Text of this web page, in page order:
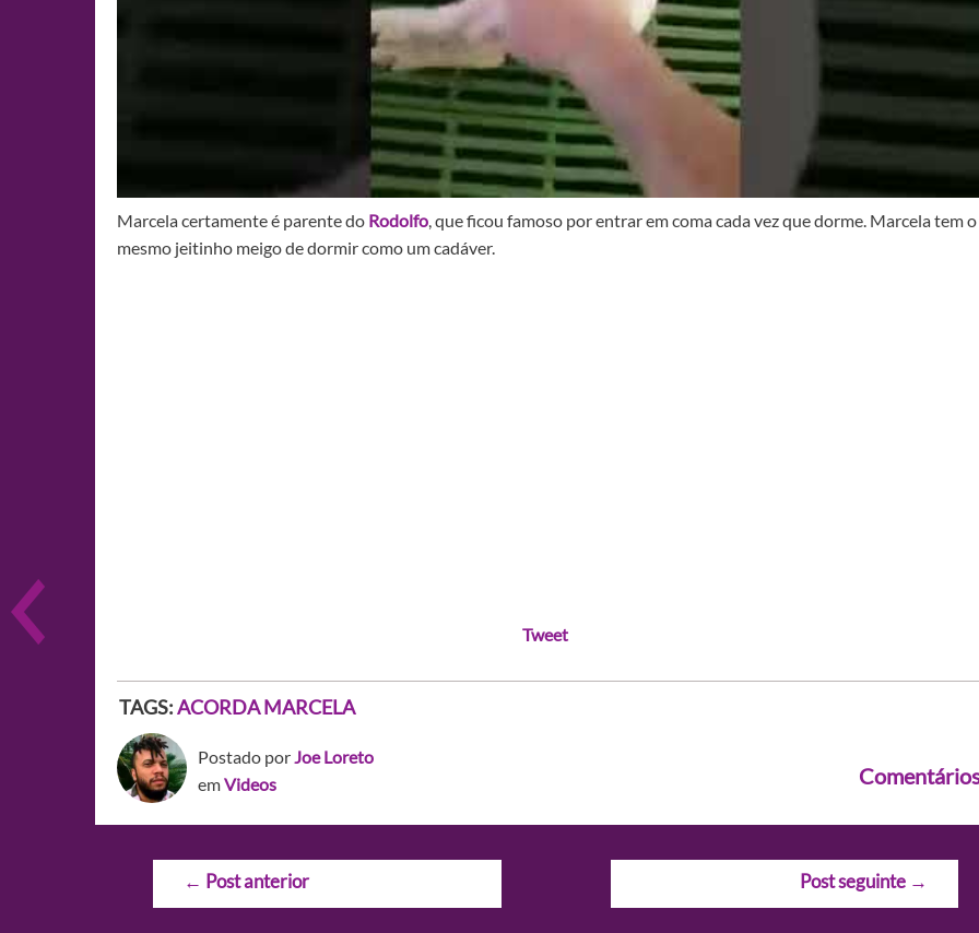
Marcela certamente é parente do Rodolfo, que ficou famoso por entrar em coma cada vez que dorme. Marcela tem o
mesmo jeitinho meigo de dormir como um cadáver.
Tweet
TAGS:ACORDA MARCELA
Postado porJoe Loreto
emVideos
Navegação
← Post anterior Post seguinte →